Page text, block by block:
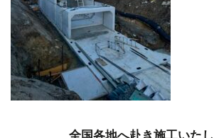
全国各地へ赴き施工いたし